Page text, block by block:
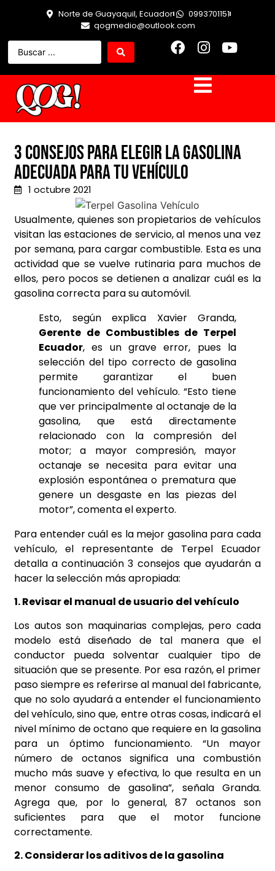
Norte de Guayaquil, Ecuador
0993701151
qogmedio@outlook.com
3 consejos para elegir la gasolina
adecuada para tu vehículo
1 octubre 2021
Usualmente, quienes son propietarios de vehículos
visitan las estaciones de servicio, al menos una vez
por semana, para cargar combustible. Esta es una
actividad que se vuelve rutinaria para muchos de
ellos, pero pocos se detienen a analizar cuál es la
gasolina correcta para su automóvil.
Esto, según explica Xavier Granda,
Gerente de Combustibles de Terpel
Ecuador, es un grave error, pues la
selección del tipo correcto de gasolina
permite garantizar el buen
funcionamiento del vehículo. “Esto tiene
que ver principalmente al octanaje de la
gasolina, que está directamente
relacionado con la compresión del
motor; a mayor compresión, mayor
octanaje se necesita para evitar una
explosión espontánea o prematura que
genere un desgaste en las piezas del
motor”, comenta el experto.
Para entender cuál es la mejor gasolina para cada
vehículo, el representante de Terpel Ecuador
detalla a continuación 3 consejos que ayudarán a
hacer la selección más apropiada:
1. Revisar el manual de usuario del vehículo
Los autos son maquinarias complejas, pero cada
modelo está diseñado de tal manera que el
conductor pueda solventar cualquier tipo de
situación que se presente. Por esa razón, el primer
paso siempre es referirse al manual del fabricante,
que no solo ayudará a entender el funcionamiento
del vehículo, sino que, entre otras cosas, indicará el
nivel mínimo de octano que requiere en la gasolina
para un óptimo funcionamiento. “Un mayor
número de octanos significa una combustión
mucho más suave y efectiva, lo que resulta en un
menor consumo de gasolina”, señala Granda.
Agrega que, por lo general, 87 octanos son
suficientes para que el motor funcione
correctamente.
2. Considerar los aditivos de la gasolina